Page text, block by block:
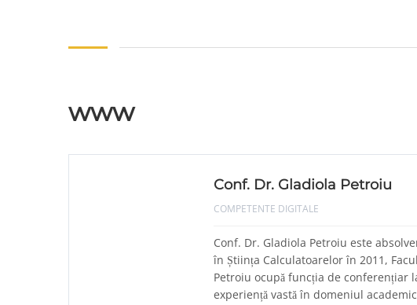
www
Conf. Dr. Gladiola Petroiu
COMPETENTE DIGITALE
Conf. Dr. Gladiola Petroiu este
în Știința Calculatoarelor în 2011,
Petroiu ocupă funcția de conferențiar
experiență vastă în domeniul